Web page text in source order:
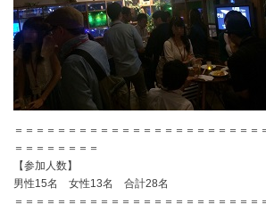
＝＝＝＝＝＝＝＝＝＝＝＝＝＝＝＝＝＝＝＝＝＝＝
＝＝＝＝＝＝＝＝
【参加人数】
男性15名 女性13名 合計28名
＝＝＝＝＝＝＝＝＝＝＝＝＝＝＝＝＝＝＝＝＝＝＝